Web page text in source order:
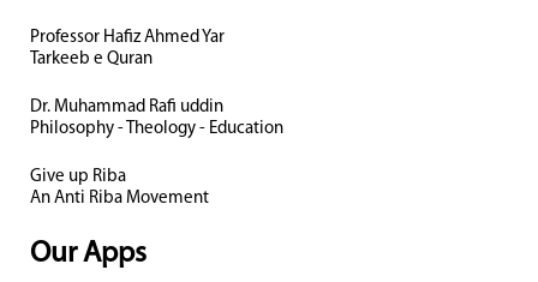
Professor Hafiz Ahmed Yar
Tarkeeb e Quran
Dr. Muhammad Rafi uddin
Philosophy - Theology - Education
Give up Riba
An Anti Riba Movement
Our Apps